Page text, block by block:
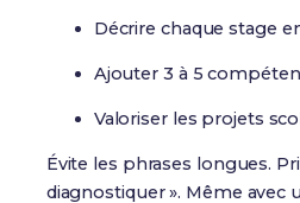
Décrire chaque stage
Ajouter 3 à 5
Valoriser les projets
Évite les phrases longues.
diagnostiquer ». Même avec